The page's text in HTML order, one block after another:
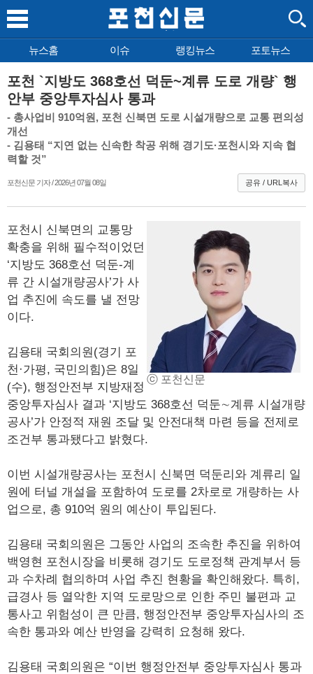
뉴스홈 이슈 랭킹뉴스 포토뉴스
포천 `지방도 368호선 덕둔~계류 도로 개량` 행
안부 중앙투자심사 통과
- 총사업비 910억원, 포천 신북면 도로 시설개량으로 교통 편의성
개선
- 김용태 “지연 없는 신속한 착공 위해 경기도·포천시와 지속 협
력할 것”
포천신문 기자 / 2026년 07월 08일 공유 / URL복사
ⓒ 포천신문
포천시 신북면의 교통망
확충을 위해 필수적이었던
‘지방도 368호선 덕둔-계
류 간 시설개량공사’가 사
업 추진에 속도를 낼 전망
이다.
김용태 국회의원(경기 포
천·가평, 국민의힘)은 8일
(수), 행정안전부 지방재정
중앙투자심사 결과 ‘지방도 368호선 덕둔∼계류 시설개량
공사’가 안정적 재원 조달 및 안전대책 마련 등을 전제로
조건부 통과됐다고 밝혔다.
이번 시설개량공사는 포천시 신북면 덕둔리와 계류리 일
원에 터널 개설을 포함하여 도로를 2차로로 개량하는 사
업으로, 총 910억 원의 예산이 투입된다.
김용태 국회의원은 그동안 사업의 조속한 추진을 위하여
백영현 포천시장을 비롯해 경기도 도로정책 관계부서 등
과 수차례 협의하며 사업 추진 현황을 확인해왔다. 특히,
급경사 등 열악한 지역 도로망으로 인한 주민 불편과 교
통사고 위험성이 큰 만큼, 행정안전부 중앙투자심사의 조
속한 통과와 예산 반영을 강력히 요청해 왔다.
김용태 국회의원은 “이번 행정안전부 중앙투자심사 통과